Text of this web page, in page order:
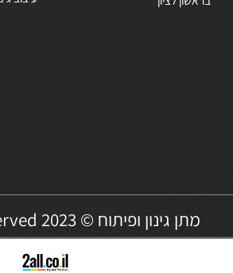
התקנת דשא סינטטי - יתרונות
אחזקת